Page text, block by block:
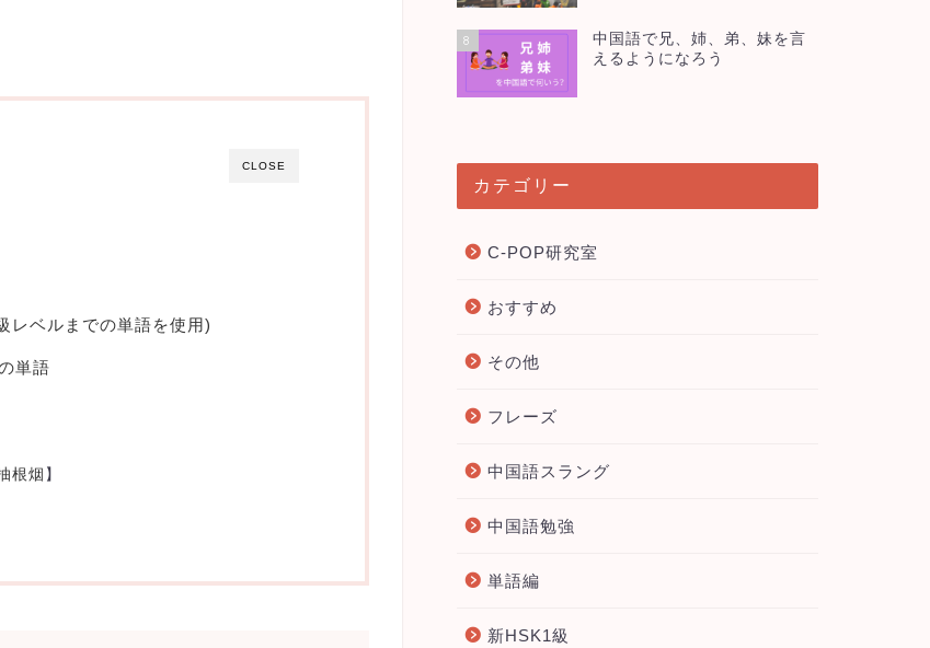
CLOSE
レベルまでの単語を使用)
単語
根烟 】
8
中国語で兄、姉、弟、妹を言
えるようになろう
カテゴリー
C-POP研究室
おすすめ
その他
フレーズ
中国語スラング
中国語勉強
単語編
新HSK1級